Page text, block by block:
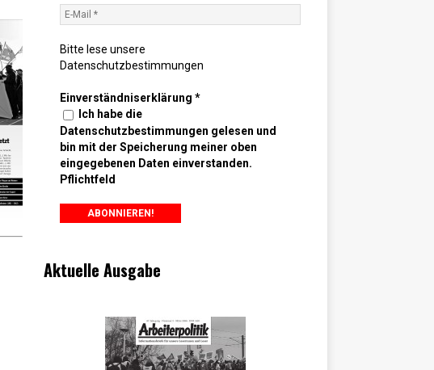
Bitte lese unsere
Datenschutzbestimmungen
Einverständniserklärung *
Ich habe die
Datenschutzbestimmungen gelesen und
bin mit der Speicherung meiner oben
eingegebenen Daten einverstanden.
Pflichtfeld
Aktuelle Ausgabe